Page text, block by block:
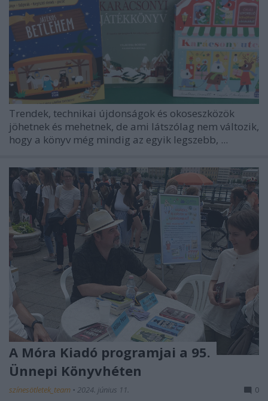
Trendek, technikai újdonságok és okoseszközök
jöhetnek és mehetnek, de ami látszólag nem változik,
hogy a könyv még mindig az egyik legszebb, ...
A Móra Kiadó programjai a 95.
Ünnepi Könyvhéten
színesötletek_team • 2024. június 11. 0